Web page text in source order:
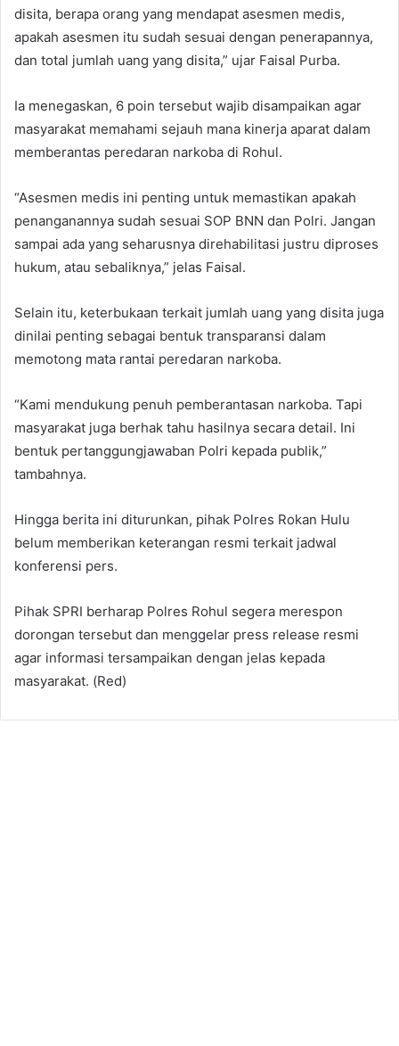
disita, berapa orang yang mendapat asesmen medis,
apakah asesmen itu sudah sesuai dengan penerapannya,
dan total jumlah uang yang disita,” ujar Faisal Purba.
Ia menegaskan, 6 poin tersebut wajib disampaikan agar
masyarakat memahami sejauh mana kinerja aparat dalam
memberantas peredaran narkoba di Rohul.
“Asesmen medis ini penting untuk memastikan apakah
penanganannya sudah sesuai SOP BNN dan Polri. Jangan
sampai ada yang seharusnya direhabilitasi justru diproses
hukum, atau sebaliknya,” jelas Faisal.
Selain itu, keterbukaan terkait jumlah uang yang disita juga
dinilai penting sebagai bentuk transparansi dalam
memotong mata rantai peredaran narkoba.
“Kami mendukung penuh pemberantasan narkoba. Tapi
masyarakat juga berhak tahu hasilnya secara detail. Ini
bentuk pertanggungjawaban Polri kepada publik,”
tambahnya.
Hingga berita ini diturunkan, pihak Polres Rokan Hulu
belum memberikan keterangan resmi terkait jadwal
konferensi pers.
Pihak SPRI berharap Polres Rohul segera merespon
dorongan tersebut dan menggelar press release resmi
agar informasi tersampaikan dengan jelas kepada
masyarakat. (Red)